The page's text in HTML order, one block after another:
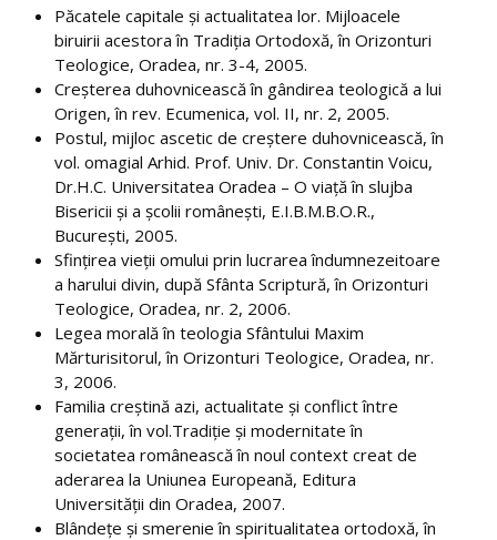
Mobilități studenți
Tutori/Îndrumători de an/Coordonatori
Transport
Structură an universitar
Taxe și modalități de plată
Asociații studențești și voluntariat
Alumni
Programul Euro 200
Practică
Facilități studenți
ADMITERE
PLANURI DE ÎNVĂȚĂMÂNT/FIȘE DE DISCIPLINĂ
Păcatele capitale şi actualitatea lor. Mijloacele
biruirii acestora în Tradiţia Ortodoxă, în Orizonturi
Teologice, Oradea, nr. 3-4, 2005.
Creşterea duhovnicească în gândirea teologică a lui
Origen, în rev. Ecumenica, vol. II, nr. 2, 2005.
Postul, mijloc ascetic de creştere duhovnicească, în
vol. omagial Arhid. Prof. Univ. Dr. Constantin Voicu,
Dr.H.C. Universitatea Oradea – O viaţă în slujba
Bisericii şi a şcolii româneşti, E.I.B.M.B.O.R.,
Bucureşti, 2005.
Sfinţirea vieţii omului prin lucrarea îndumnezeitoare
a harului divin, după Sfânta Scriptură, în Orizonturi
Teologice, Oradea, nr. 2, 2006.
Legea morală în teologia Sfântului Maxim
Mărturisitorul, în Orizonturi Teologice, Oradea, nr.
3, 2006.
Familia creştină azi, actualitate şi conflict între
generaţii, în vol.Tradiţie şi modernitate în
societatea românească în noul context creat de
aderarea la Uniunea Europeană, Editura
Universităţii din Oradea, 2007.
Blândeţe şi smerenie în spiritualitatea ortodoxă, în